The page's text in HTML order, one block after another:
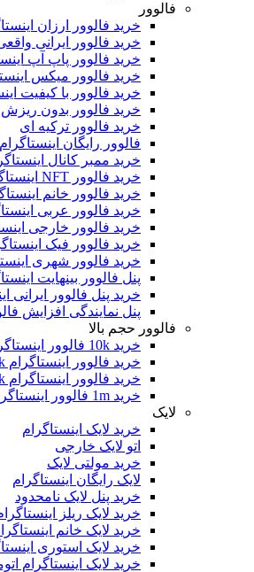
فالوور
خرید فالوور ارزان اینستاگرام
خرید فالوور ایرانی واقعی
خرید فالوور پاپ آپ اینستاگرام
خرید فالوور میکس اینستاگرام
خرید فالوور با کیفیت اینستاگرام
خرید فالوور بدون ریزش
خرید فالوور ترکیه ای
فالوور رایگان اینستاگرام
خرید ممبر کانال اینستاگرام
خرید فالوور NFT اینستاگرام
خرید فالوور خانم اینستاگرام
خرید فالوور عربی اینستاگرام
خرید فالوور خارجی اینستاگرام
خرید فالوور فیک اینستاگرام
خرید فالوور شهری اینستاگرام
پنل فالوور بینهایت اینستاگرام
خرید پنل فالوور ایرانی اینستاگرام
پنل نمایندگی افزایش فالوور
فالوور حجم بالا
خرید فالوور اینستاگرام 20k
خرید فالوور اینستاگرام 100k
خرید لایک اینستاگرام
اتو لایک خارجی
خرید مولتی لایک
لایک رایگان اینستاگرام
خرید پنل لایک نامحدود
خرید لایک ریلز اینستاگرام
خرید لایک خانم اینستاگرام
خرید لایک استوری اینستاگرام
خرید لایک اینستاگرام اتوماتیک